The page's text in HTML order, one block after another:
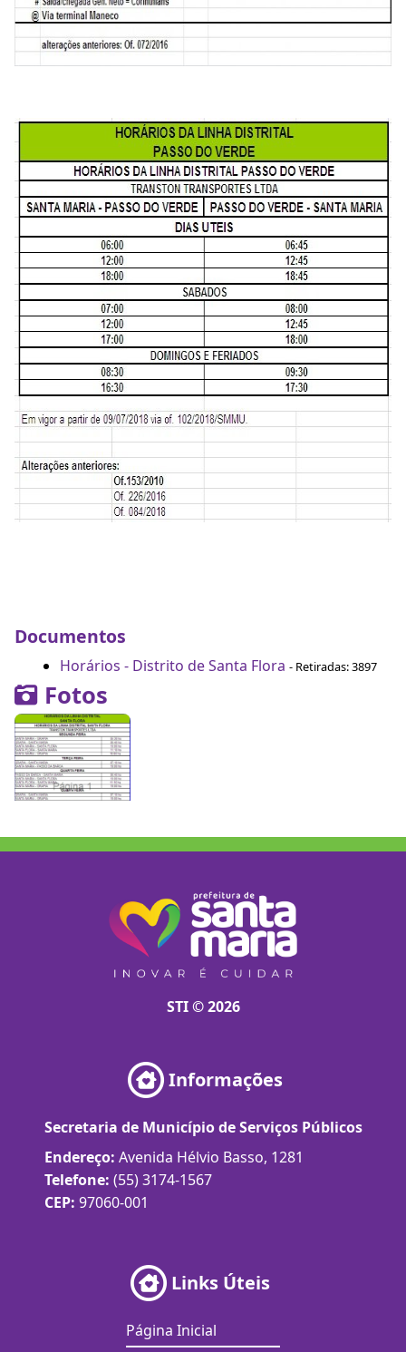
Documentos
Horários - Distrito de Santa Flora - Retiradas: 3897
Fotos
STI © 2026
Informações
Secretaria de Município de Serviços Públicos
Endereço: Avenida Hélvio Basso, 1281
Telefone: (55) 3174-1567
CEP: 97060-001
Links Úteis
Página Inicial